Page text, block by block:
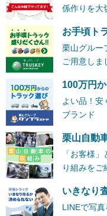
係作りを大
お手頃ト
栗山グルー
ご用意しま
100万円
よい品！安
ブランド
栗山自動
「お客様
り組みをご
いきなり
LINEで写